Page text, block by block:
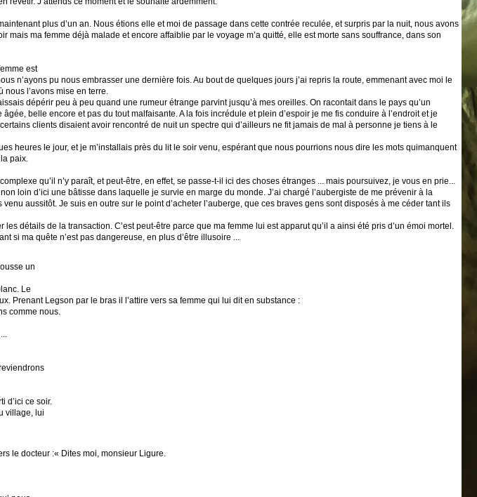
plus d’un an. Nous étions elle et moi de passage dans cette contrée reculée, et surpris par la nuit, nous avons
mais ma femme déjà malade et encore affaiblie par le voyage m’a quitté, elle est morte sans souffrance, dans son
est
n’ayons pu nous embrasser une dernière fois. Au bout de quelques jours j’ai repris la route, emmenant avec moi le
l’avons mise en terre.
dépérir peu à peu quand une rumeur étrange parvint jusqu’à mes oreilles. On racontait dans le pays qu’un
belle encore et pas du tout malfaisante. A la fois incrédule et plein d’espoir je me fis conduire à l’endroit et je
clients disaient avoir rencontré de nuit un spectre qui d’ailleurs ne fit jamais de mal à personne je tiens à le
heures le jour, et je m’installais près du lit le soir venu, espérant que nous pourrions nous dire les mots quimanquent
paix.
qu’il n’y paraît, et peut-être, en effet, se passe-t-il ici des choses étranges ... mais poursuivez, je vous en prie...
loin d’ici une bâtisse dans laquelle je survie en marge du monde. J’ai chargé l’aubergiste de me prévenir à la
aussitôt. Je suis en outre sur le point d’acheter l’auberge, que ces braves gens sont disposés à me céder tant ils
détails de la transaction. C’est peut-être parce que ma femme lui est apparut qu’il a ainsi été pris d’un émoi mortel.
si ma quête n’est pas dangereuse, en plus d’être illusoire ...
un
Le
Prenant Legson par le bras il l’attire vers sa femme qui lui dit en substance :
comme nous.
d’ici ce soir.
village, lui
le docteur :« Dites moi, monsieur Ligure.